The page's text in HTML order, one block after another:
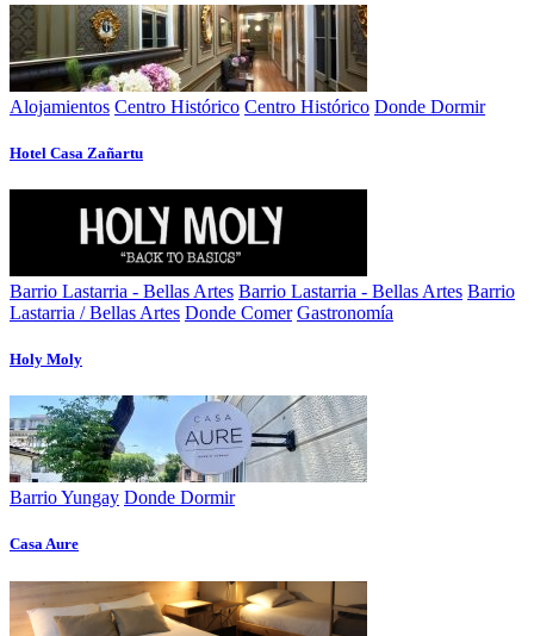
Alojamientos Centro Histórico Centro Histórico Donde Dormir
Hotel Casa Zañartu
Barrio Lastarria - Bellas Artes Barrio Lastarria - Bellas Artes Barrio
Lastarria / Bellas Artes Donde Comer Gastronomía
Holy Moly
Barrio Yungay Donde Dormir
Casa Aure